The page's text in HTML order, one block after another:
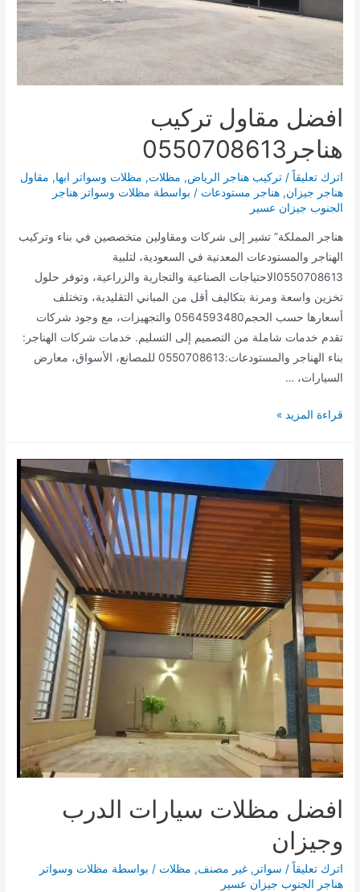
افضل مقاول تركيب
هناجر0550708613
اترك تعليقاً /تركيب هناجر الرياض, مظلات, مظلات وسواتر ابها, مقاول
هناجر جيزان,هناجر مستودعات / بواسطة مظلات وسواتر هناجر
الجنوب جيزان عسير
هناجر المملكة” تشير إلى شركات ومقاولين متخصصين في بناء وتركيب
الهناجر والمستودعات المعدنية في السعودية، لتلبية
0550708613الاحتياجات الصناعية والتجارية والزراعية، وتوفر حلول
تخزين واسعة ومرنة بتكاليف أقل من المباني التقليدية، وتختلف
أسعارها حسب الحجم0564593480 والتجهيزات، مع وجود شركات
تقدم خدمات شاملة من التصميم إلى التسليم. خدمات شركات الهناجر:
بناء الهناجر والمستودعات:0550708613 للمصانع، الأسواق، معارض
السيارات، …
افضل
هناجر0550708613
قراءة المزيد »
افضل مظلات سيارات الدرب
وجيزان
اترك تعليقاً / سواتر ,غير مصنف, مظلات / بواسطة مظلات وسواتر
هناجر الجنوب جيزان عسير